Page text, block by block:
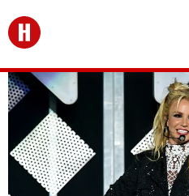
Перейти на главную